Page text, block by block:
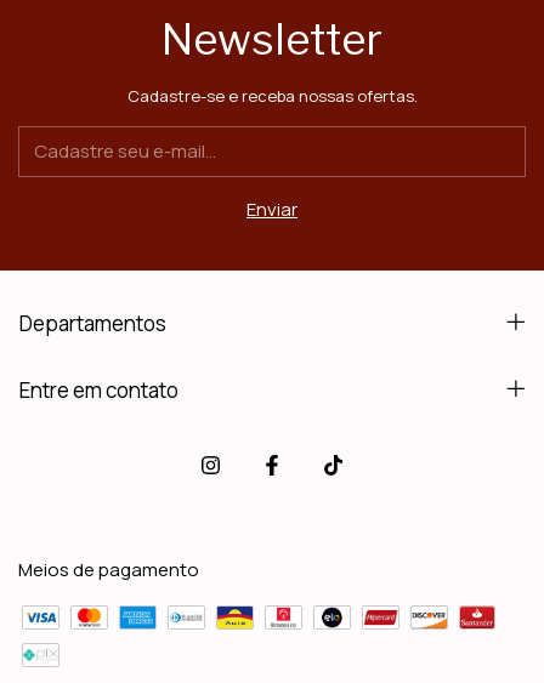
Newsletter
Cadastre-se e receba nossas ofertas.
Departamentos
Entre em contato
Meios de pagamento